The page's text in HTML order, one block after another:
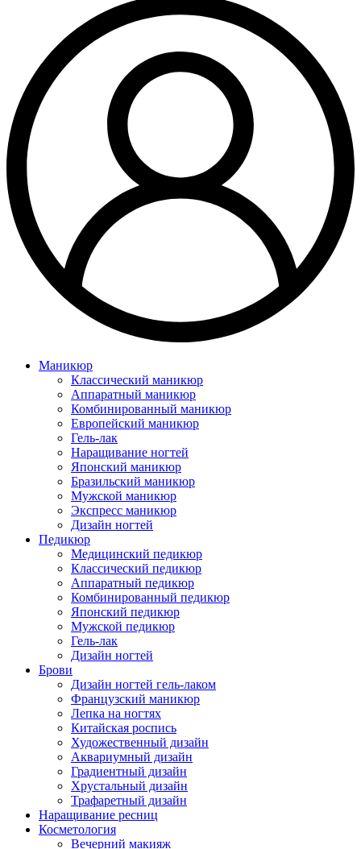
Маникюр
Классический маникюр
Аппаратный маникюр
Комбинированный маникюр
Европейский маникюр
Гель-лак
Наращивание ногтей
Японский маникюр
Бразильский маникюр
Мужской маникюр
Экспресс маникюр
Дизайн ногтей
Педикюр
Медицинский педикюр
Классический педикюр
Аппаратный педикюр
Комбинированный педикюр
Японский педикюр
Мужской педикюр
Гель-лак
Дизайн ногтей
Брови
Дизайн ногтей гель-лаком
Французский маникюр
Лепка на ногтях
Китайская роспись
Художественный дизайн
Аквариумный дизайн
Градиентный дизайн
Хрустальный дизайн
Трафаретный дизайн
Наращивание ресниц
Косметология
Вечерний макияж